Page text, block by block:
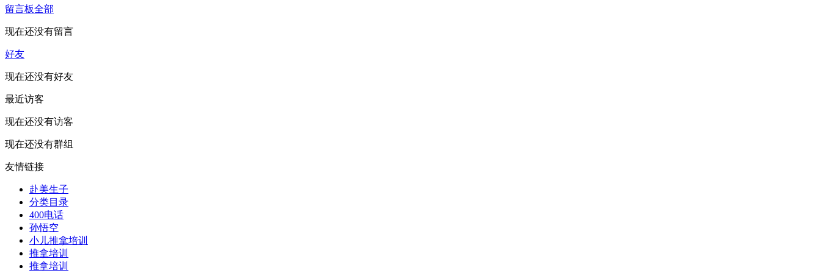
留言板全部
现在还没有留言
好友
现在还没有好友
最近访客
现在还没有访客
现在还没有群组
友情链接
赴美生子
分类目录
400电话
孙悟空
小儿推拿培训
推拿培训
推拿培训